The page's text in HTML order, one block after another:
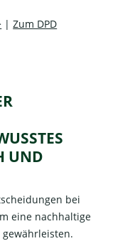
|Zum DPD
UND
bei
eine nachhaltige